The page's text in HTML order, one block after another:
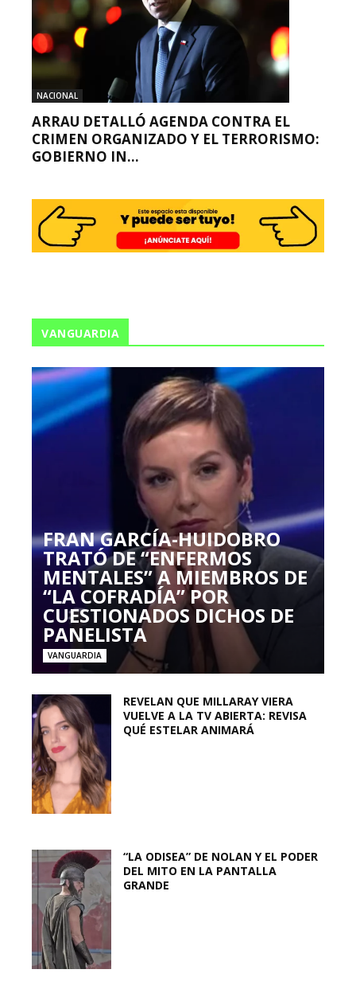
NACIONAL
ARRAU DETALLÓ AGENDA CONTRA EL
CRIMEN ORGANIZADO Y EL TERRORISMO:
GOBIERNO IN...
VANGUARDIA
FRAN GARCÍA-HUIDOBRO
TRATÓ DE “ENFERMOS
MENTALES” A MIEMBROS DE
“LA COFRADÍA” POR
CUESTIONADOS DICHOS DE
PANELISTA
VANGUARDIA
REVELAN QUE MILLARAY VIERA
VUELVE A LA TV ABIERTA: REVISA
QUÉ ESTELAR ANIMARÁ
“LA ODISEA” DE NOLAN Y EL PODER
DEL MITO EN LA PANTALLA
GRANDE